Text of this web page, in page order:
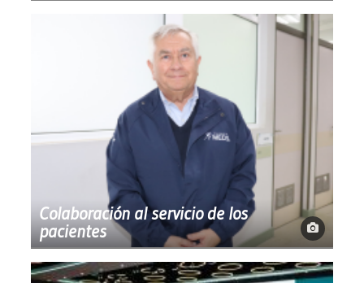
Colaboración al servicio de los
pacientes